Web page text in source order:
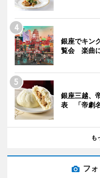
銀座でキン
覧会 楽曲
銀座三越、
表 「帝劇
も
フ